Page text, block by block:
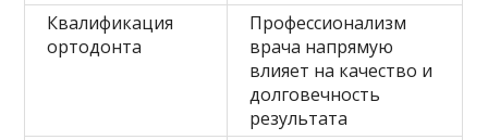
Квалификация
ортодонта
Профессионализм
врача напрямую
влияет на качество и
долговечность
результата